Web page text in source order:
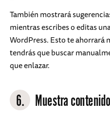
También mostrará
mientras escribes o editas
WordPress. Esto te ahorrará
tendrás que buscar
que enlazar.
6. Muestra